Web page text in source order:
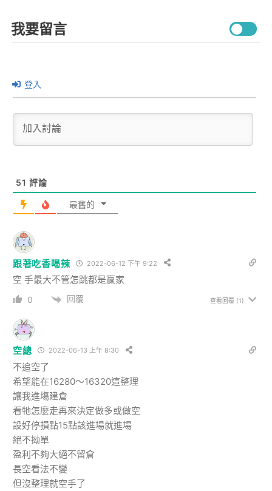
我要留言
登入
51 評論
最舊的
跟著吃香喝辣 2022-06-12 下午 9:22
空 手最大不管怎跳都是贏家
0 回覆 查看回覆 (1)
空總 2022-06-13 上午 8:30
不追空了
希望能在16280～16320這整理
讓我進塲建倉
看牠怎麼走再來決定做多或做空
設好停損點15點該進場就進場
絕不拗單
盈利不夠大絕不留倉
長空看法不變
但沒整理就空手了